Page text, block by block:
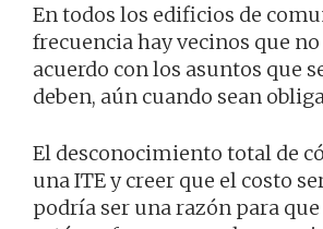
En todos los edificios de
frecuencia hay vecinos que no
acuerdo con los asuntos que
deben, aún cuando sean
El desconocimiento total de
una ITE y creer que el costo
podría ser una razón para